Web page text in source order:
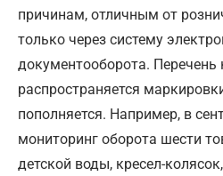
причинам, отличным от
только через систему
документооборота. Перечень
распространяется
пополняется. Например, в
мониторинг оборота шести
детской воды, кресел-